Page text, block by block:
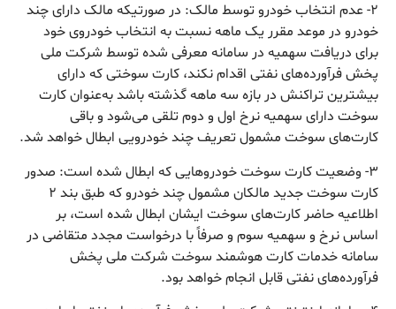
۲- عدم انتخاب خودرو توسط مالک: در صورتیکه مالک دارای چند
خودرو در موعد مقرر یک ماهه نسبت به انتخاب خودروی خود
برای دریافت سهمیه در سامانه معرفی شده توسط شرکت ملی
پخش فرآورده‌های نفتی اقدام نکند، کارت سوختی که دارای
بیشترین تراکنش در بازه سه ماهه گذشته باشد به‌عنوان کارت
سوخت دارای سهمیه نرخ اول و دوم تلقی می‌شود و باقی
کارت‌های سوخت مشمول تعریف چند خودرویی ابطال خواهد شد.
۳- وضعیت کارت سوخت خودروهایی که ابطال شده است: صدور
کارت سوخت جدید مالکان مشمول چند خودرو که طبق بند ۲
اطلاعیه حاضر کارت‌های سوخت ایشان ابطال شده است، بر
اساس نرخ و سهمیه سوم و صرفاً با درخواست مجدد متقاضی در
سامانه خدمات کارت هوشمند سوخت شرکت ملی پخش
فرآورده‌های نفتی قابل انجام خواهد بود.